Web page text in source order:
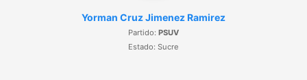
Yorman Cruz Jimenez Ramirez
Partido: PSUV
Estado: Sucre